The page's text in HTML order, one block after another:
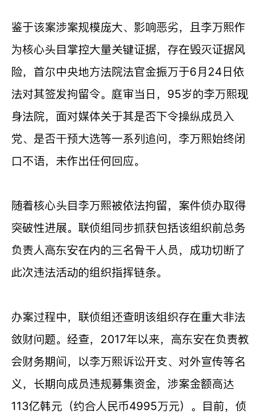
鉴于该案涉案规模庞大、影响恶劣，且李万熙作
为核心头目掌控大量关键证据，存在毁灭证据风
险，首尔中央地方法院法官金振万于6月24日依
法对其签发拘留令。庭审当日，95岁的李万熙现
身法院，面对媒体关于其是否下令操纵成员入
党、是否干预大选等一系列追问，李万熙始终闭
口不语，未作出任何回应。
随着核心头目李万熙被依法拘留，案件侦办取得
突破性进展。联侦组同步抓获包括该组织前总务
负责人高东安在内的三名骨干人员，成功切断了
此次违法活动的组织指挥链条。
办案过程中，联侦组还查明该组织存在重大非法
敛财问题。经查，2017年以来，高东安在负责教
会财务期间，以李万熙诉讼开支、对外宣传等名
义，长期向成员违规募集资金，涉案金额高达
113亿韩元（约合人民币4995万元）。目前，侦